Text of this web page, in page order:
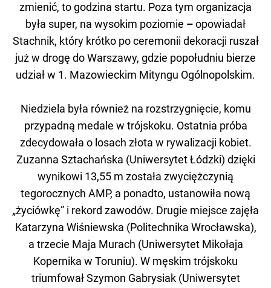
zmienić, to godzina startu. Poza tym organizacja
była super, na wysokim poziomie –opowiadał
Stachnik, który krótko po ceremonii dekoracji ruszał
już w drogę do Warszawy, gdzie popołudniu bierze
udział w 1. Mazowieckim Mityngu Ogólnopolskim.
Niedziela była również na rozstrzygnięcie, komu
przypadną medale w trójskoku. Ostatnia próba
zdecydowała o losach złota w rywalizacji kobiet.
Zuzanna Sztachańska (Uniwersytet Łódzki) dzięki
wynikowi 13,55 m została zwyciężczynią
tegorocznych AMP, a ponadto, ustanowiła nową
„życiówkę” i rekord zawodów. Drugie miejsce zajęła
Katarzyna Wiśniewska (Politechnika Wrocławska),
a trzecie Maja Murach (Uniwersytet Mikołaja
Kopernika w Toruniu). W męskim trójskoku
triumfował Szymon Gabrysiak (Uniwersytet